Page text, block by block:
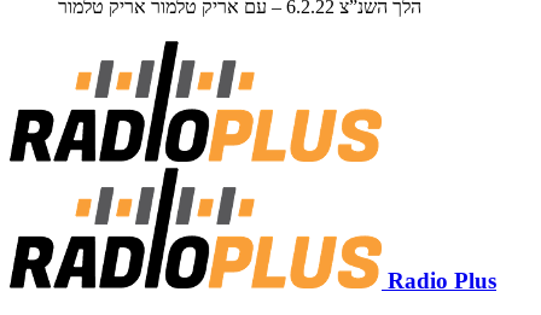
הלך השנ”צ 6.2.22 – עם אריק טלמור
אריק טלמור
Radio Plus